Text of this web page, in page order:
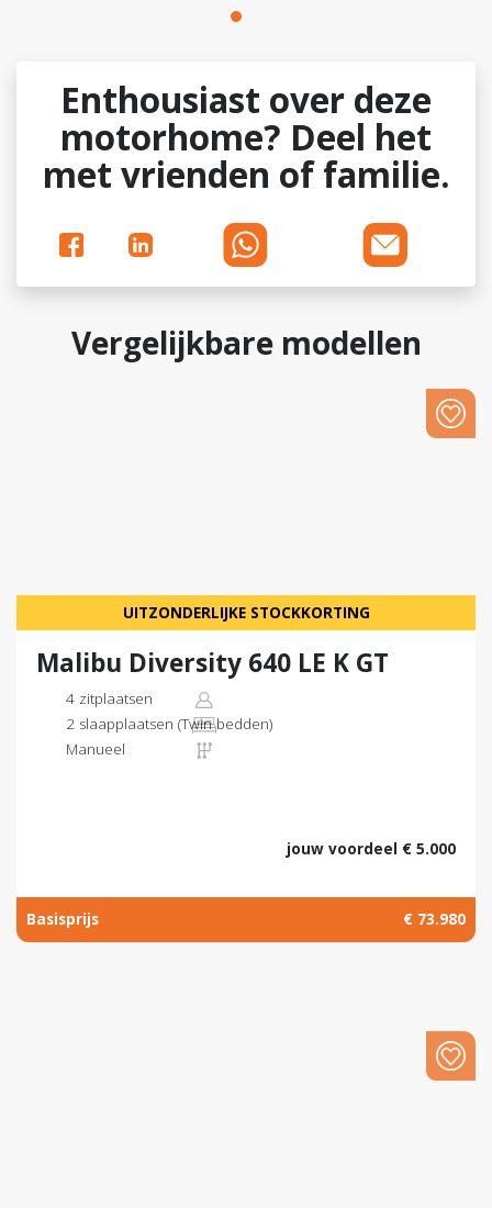
Enthousiast over deze
motorhome? Deel het
met vrienden of familie.
Vergelijkbare modellen
UITZONDERLIJKE STOCKKORTING
Malibu Diversity 640 LE K GT
4 zitplaatsen
2 slaapplaatsen (Twin bedden)
Manueel
jouw voordeel € 5.000
Basisprijs € 73.980